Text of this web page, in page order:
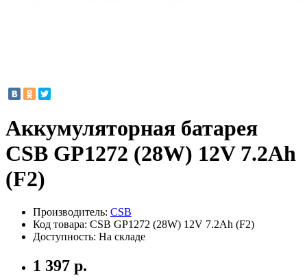
Аккумуляторная батарея
CSB GP1272 (28W) 12V 7.2Ah
(F2)
Производитель: CSB
Код товара: CSB GP1272 (28W) 12V 7.2Ah (F2)
Доступность: На складе
1 397 р.